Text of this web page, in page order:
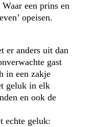
een prins en
opeisen.
er anders uit dan
gast
in een zakje
geluk in elk
en ook de
echte geluk: